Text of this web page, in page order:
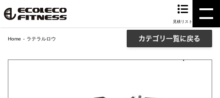
見積リスト
Home ラテラルロウ カテゴリ一覧に戻る